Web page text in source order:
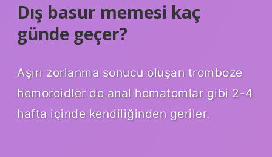
Dış basur memesi kaç
günde geçer?
Aşırı zorlanma sonucu oluşan tromboze
hemoroidler de anal hematomlar gibi 2-4
hafta içinde kendiliğinden geriler.